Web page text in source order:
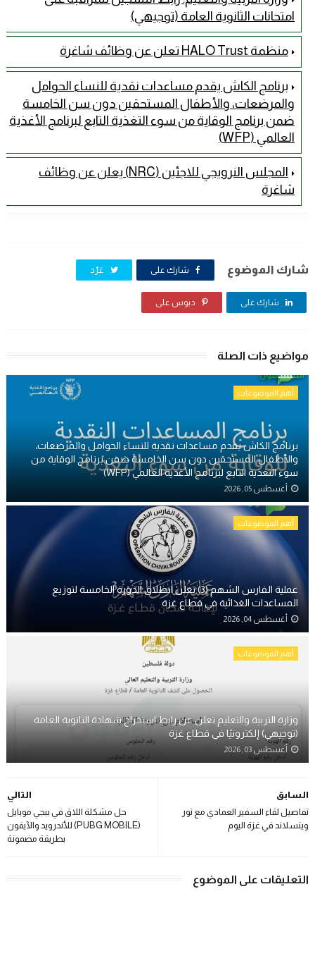
امتحانات الثانوية العامة (توجيهي)
منظمة HALO Trust تعلن عن وظائف شاغرة
برنامج الكاش يقدم مساعدات نقدية للنساء الحوامل
والمرضعات، والأطفال المستحقين دون سن الخامسة
ضمن برنامج الوقاية من سوء التغذية التابع لبرنامج الأغذية
العالمي (WFP)
المجلس النرويجي للاجئين (NRC) يعلن عن وظائف
شاغرة
شارك الموضوع شارك على غرّد
شارك على دبوس على
مواضيع ذات الصلة
أهم الموضوعات
برنامج الكاش يقدم مساعدات نقدية للنساء الحوامل والمرضعات،
والأطفال المستحقين دون سن الخامسة ضمن برنامج الوقاية من
سوء التغذية التابع لبرنامج الأغذية العالمي (WFP)
أغسطس 05, 2026
أهم الموضوعات
عملية الفارس الشهم (3) تعلن انطلاق الدورة الخامسة لتوزيع
المساعدات الغذائية في قطاع غزة
أغسطس 04, 2026
أهم الموضوعات
وزارة التربية والتعليم تعلن عن رابط استخراج شهادة الثانوية العامة
(توجيهي) إلكترونيًا في قطاع غزة
أغسطس 03, 2026
التالي
حل مشكلة اللاق في ببجي موبايل
(PUBG MOBILE) للأندرويد والآيفون
بطريقة مضمونة
السابق
تفاصيل لقاء السفير العمادي مع تور
وينسلاند في غزة اليوم
التعليقات على الموضوع